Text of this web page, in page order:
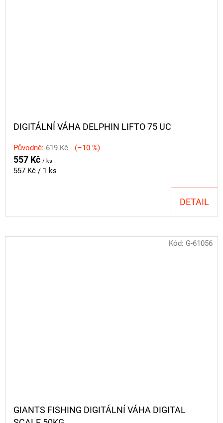
DIGITÁLNÍ VÁHA DELPHIN LIFTO 75 UC
Původně: 619 Kč (–10 %)
557 Kč / ks
Měrná
557 Kč / 1 ks
DETAIL
GIANTS FISHING DIGITÁLNÍ VÁHA DIGITAL
Kód: G-61056